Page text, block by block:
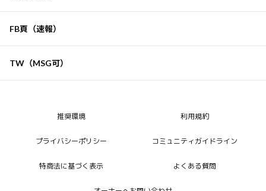
FB頁（速報）
TW（MSG可）
推奨環境 利用規約
プライバシーポリシー コミュニティガイドライン
特商法に基づく表示 よくある質問